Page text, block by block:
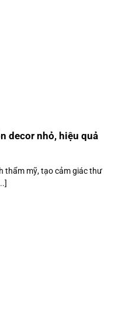
decor nhỏ, hiệu quả
thẩm mỹ, tạo cảm giác thư